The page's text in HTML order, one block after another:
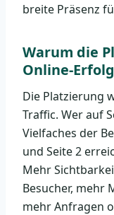
breite Präsenz
Warum die
Online-
Die Platzierung
Traffic. Wer auf
Vielfaches der
und Seite 2
Mehr
Besucher, mehr
mehr Anfragen